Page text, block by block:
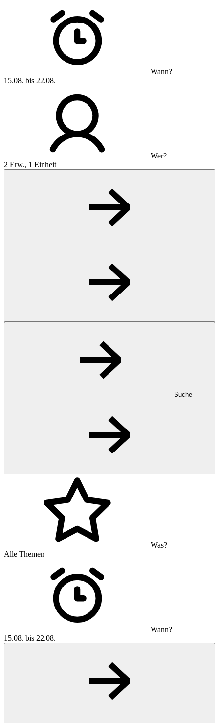
Wann?
15.08. bis 22.08.
Wer?
2 Erw., 1 Einheit
Suche
Was?
Alle Themen
Wann?
15.08. bis 22.08.